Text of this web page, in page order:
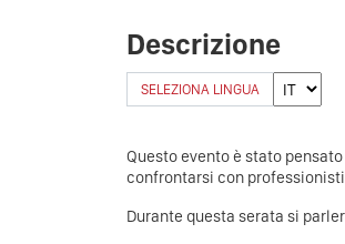
Descrizione
SELEZIONA LINGUA
Questo evento è stato
confrontarsi con
Durante questa serata si